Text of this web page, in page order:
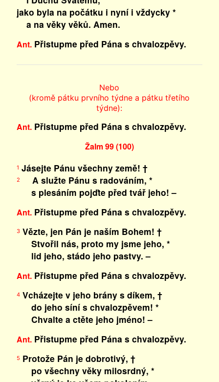
jako byla na počátku i nyní i vždycky *
a na věky věků. Amen.
Ant.Přistupme před Pána s chvalozpěvy.
Nebo
(kromě pátku prvního týdne a pátku třetího
týdne):
Ant.Přistupme před Pána s chvalozpěvy.
Žalm 99 (100)
1 Jásejte Pánu všechny země! †
2
A služte Pánu s radováním, *
s plesáním pojďte před tvář jeho! –
Ant.Přistupme před Pána s chvalozpěvy.
3Vězte, jen Pán je naším Bohem! †
Stvořil nás, proto my jsme jeho, *
lid jeho, stádo jeho pastvy. –
Ant.Přistupme před Pána s chvalozpěvy.
4Vcházejte v jeho brány s díkem, †
do jeho síní s chvalozpěvem! *
Chvalte a ctěte jeho jméno! –
Ant.Přistupme před Pána s chvalozpěvy.
5 Protože Pán je dobrotivý, †
po všechny věky milosrdný, *